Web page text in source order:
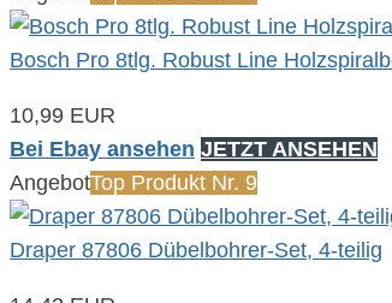
Bosch Pro 8tlg. Robust Line
10,99 EUR
Bei Ebay ansehen JETZT ANSEHEN
AngebotTop Produkt Nr. 9
Draper 87806 Dübelbohrer-Set, 4-teilig